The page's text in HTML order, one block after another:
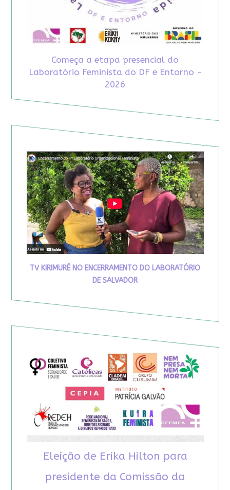
Começa a etapa presencial do
Laboratório Feminista do DF e Entorno -
2026
TV KIRIMURÊ NO ENCERRAMENTO DO LABORATÓRIO
DE SALVADOR
Eleição de Erika Hilton para
presidente da Comissão da